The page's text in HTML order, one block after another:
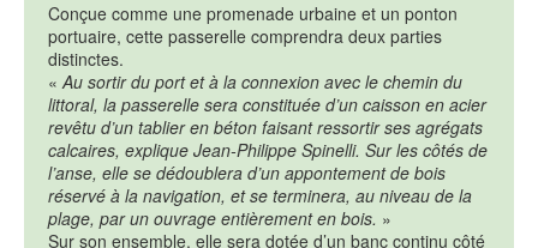
Conçue comme une promenade urbaine et un ponton
portuaire, cette passerelle comprendra deux parties
distinctes.
«Au sortir du port et à la connexion avec le chemin du
littoral, la passerelle sera constituée d’un caisson en acier
revêtu d’un tablier en béton faisant ressortir ses agrégats
calcaires, explique Jean-Philippe Spinelli. Sur les côtés de
l’anse, elle se dédoublera d’un appontement de bois
réservé à la navigation, et se terminera, au niveau de la
plage, par un ouvrage entièrement en bois. »
Sur son ensemble, elle sera dotée d’un banc continu côté